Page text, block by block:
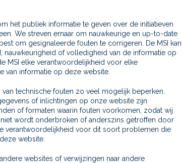
het publiek informatie te geven over de initiatieven
We streven ernaar om nauwkeurige en up-to-date
om gesignaleerde fouten te corrigeren. De MSI kan
nauwkeurigheid of volledigheid van de informatie op
MSI elke verantwoordelijkheid voor elke
van informatie op deze website.
technische fouten zo veel mogelijk beperken.
of inlichtingen op onze website zijn
of formaten waarin fouten voorkomen, zodat wij
wordt onderbroken of anderszins getroffen door
verantwoordelijkheid voor dit soort problemen die
website.
websites of verwijzingen naar andere